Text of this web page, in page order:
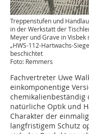
Treppenstufen und
in der Werkstatt der
Meyer und Grave in Visbek
„HWS-112-Hartwachs-
beschichtet
Foto: Remmers
Fachvertreter Uwe
einkomponentige
natürliche Optik und
Charakter der
langfristigem Schutz